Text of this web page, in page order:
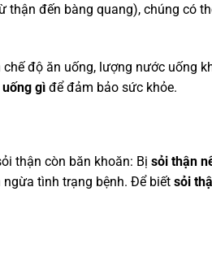
đến bàng quang), chúng có
độ ăn uống, lượng nước uống
gìđể đảm bảo sức khỏe.
thận còn băn khoăn: Bị sỏi thận
tình trạng bệnh. Để biết sỏi